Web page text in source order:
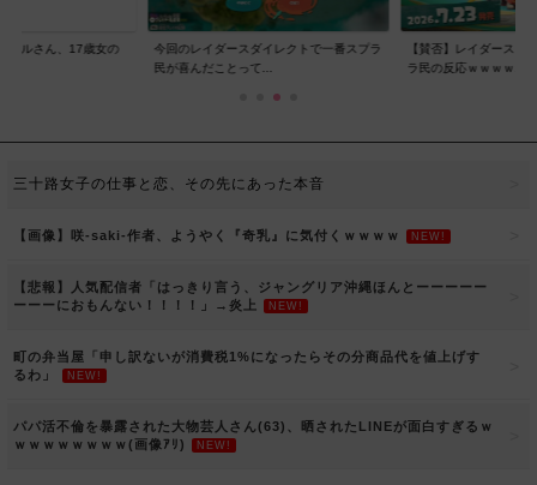
ネルさん、17歳女の
今回のレイダースダイレクトで一番スプラ
民が喜んだことって...
【賛否】レイダースダ
ラ民の反応ｗｗｗｗ...
三十路女子の仕事と恋、その先にあった本音
【画像】咲-saki-作者、ようやく『奇乳』に気付くｗｗｗｗ NEW!
【悲報】人気配信者「はっきり言う、ジャングリア沖縄ほんとーーーーー
ーーーにおもんない！！！！」→炎上
NEW!
町の弁当屋「申し訳ないが消費税1%になったらその分商品代を値上げす
るわ」
NEW!
パパ活不倫を暴露された大物芸人さん(63)、晒されたLINEが面白すぎるｗ
ｗｗｗｗｗｗｗｗ(画像ｱﾘ)
NEW!